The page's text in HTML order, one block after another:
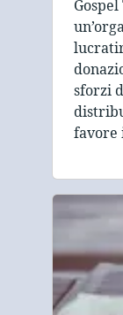
sforzi
favore